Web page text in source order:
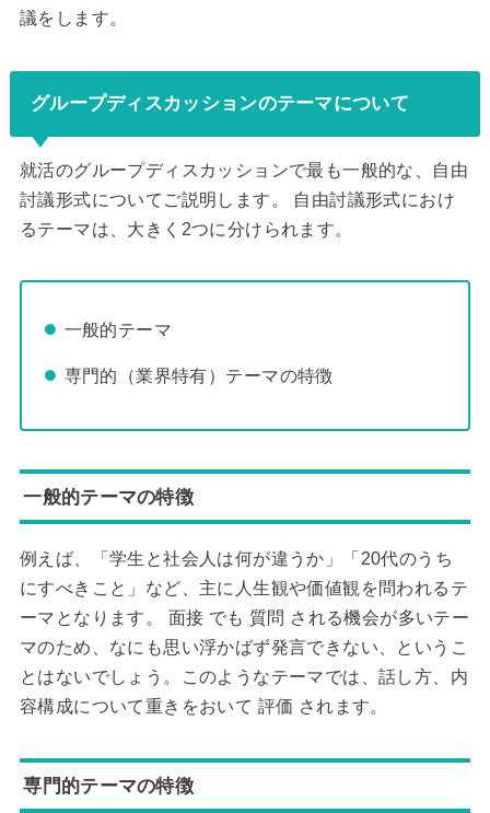
議をします。
グループディスカッションのテーマについて
就活のグループディスカッションで最も一般的な、自由
討議形式についてご説明します。 自由討議形式におけ
るテーマは、大きく2つに分けられます。
一般的テーマ
専門的（業界特有）テーマの特徴
一般的テーマの特徴
例えば、「学生と社会人は何が違うか」「20代のうち
にすべきこと」など、主に人生観や価値観を問われるテ
ーマとなります。 面接 でも 質問 される機会が多いテー
マのため、なにも思い浮かばず発言できない、というこ
とはないでしょう。このようなテーマでは、話し方、内
容構成について重きをおいて 評価 されます。
専門的テーマの特徴